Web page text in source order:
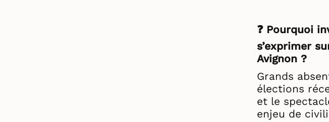
❓ Pourquoi
s’exprimer
Avignon ?
Grands
élections
et le
enjeu de